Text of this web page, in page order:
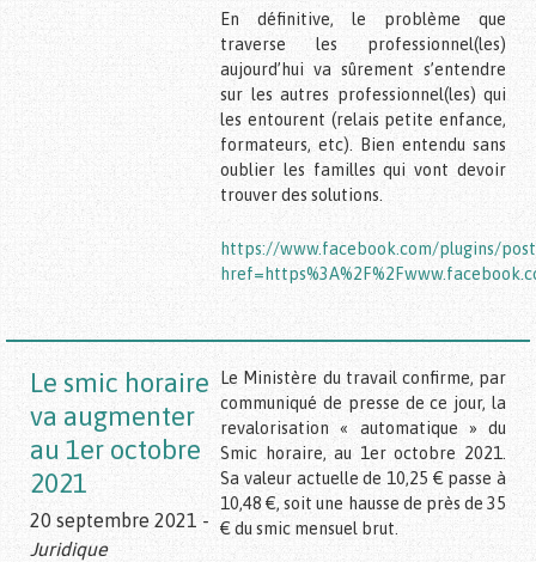
En définitive, le problème que
traverse les professionnel(les)
aujourd’hui va sûrement s’entendre
sur les autres professionnel(les) qui
les entourent (relais petite enfance,
formateurs, etc). Bien entendu sans
oublier les familles qui vont devoir
trouver des solutions.
https://www.facebook.com/plugins/
Le smic horaire
va augmenter
au 1er octobre
2021
20 septembre 2021 -
Juridique
Le Ministère du travail confirme, par
communiqué de presse de ce jour, la
revalorisation « automatique » du
Smic horaire, au 1er octobre 2021.
Sa valeur actuelle de 10,25 € passe à
10,48 €, soit une hausse de près de 35
€ du smic mensuel brut.